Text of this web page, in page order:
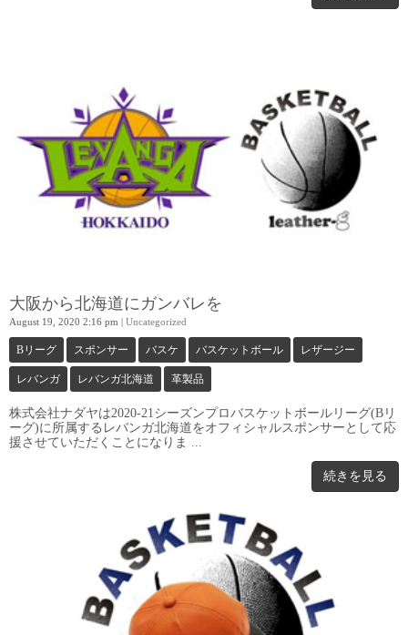
大阪から北海道にガンバレを
August 19, 2020 2:16 pm Uncategorized
Bリーグ スポンサー バスケ バスケットボール レザージー
レバンガ レバンガ北海道 革製品
株式会社ナダヤは2020-21シーズンプロバスケットボールリーグ(Bリ
ーグ)に所属するレバンガ北海道をオフィシャルスポンサーとして応
援させていただくことになりま ...
続きを見る